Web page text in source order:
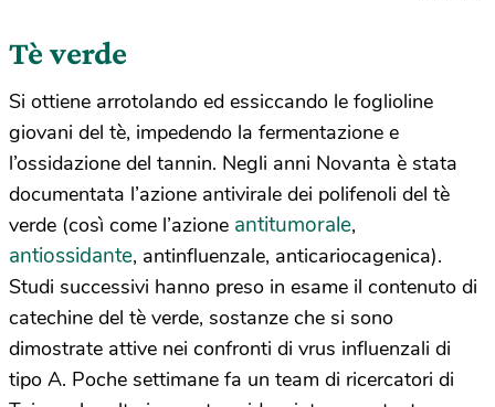
Tè verde
Si ottiene arrotolando ed essiccando le foglioline
giovani del tè, impedendo la fermentazione e
l’ossidazione del tannin. Negli anni Novanta è stata
documentata l’azione antivirale dei polifenoli del tè
verde (così come l’azione antitumorale,
antiossidante, antinfluenzale, anticariocagenica).
Studi successivi hanno preso in esame il contenuto di
catechine del tè verde, sostanze che si sono
dimostrate attive nei confronti di vrus influenzali di
tipo A. Poche settimane fa un team di ricercatori di